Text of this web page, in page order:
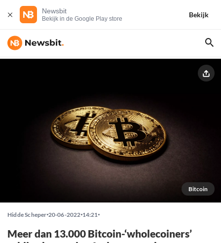
Newsbit
Bekijk in de Google Play store
Bekijk
Bitcoin
Hidde Scheper 20-06-2022 14:21
Meer dan 13.000 Bitcoin-‘wholecoiners’